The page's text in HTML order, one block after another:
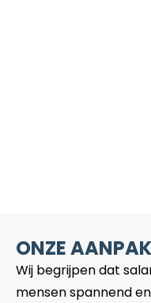
ONZE AANPAK
Wij begrijpen dat
mensen spannend